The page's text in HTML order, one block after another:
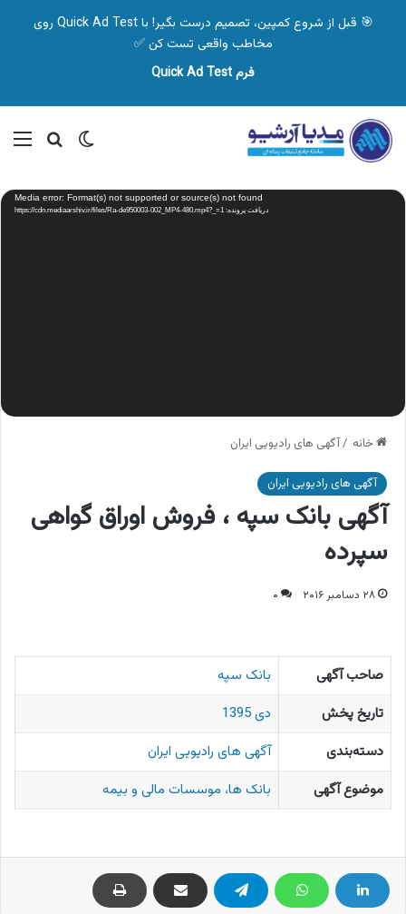
🎯 قبل از شروع کمپین، تصمیم درست بگیر! با Quick Ad Test روی
مخاطب واقعی تست کن ✅
فرم Quick Ad Test
تغییر پوسته
نمایشگر
ویدیو Media error: Format(s) not supported or source(s) not found
دریافت پرونده: https://cdn.mediaarshiv.ir/files/Ra-de950003-002_MP4-480.mp4?_=1
خانه /آگهی های رادیویی ایران
آگهی های رادیویی ایران
آگهی بانک سپه ، فروش اوراق گواهی
سپرده
۲۸ دسامبر ۲۰۱۶ ۰
صاحب آگهی
بانک سپه
تاریخ پخش
دی 1395
دسته‌بندی
آگهی های رادیویی ایران
موضوع آگهی
بانک ها، موسسات مالی و بیمه